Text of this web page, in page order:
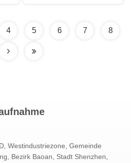
4 5 6 7 8
Westindustriezone, Gemeinde
Bezirk Baoan, Stadt Shenzhen,